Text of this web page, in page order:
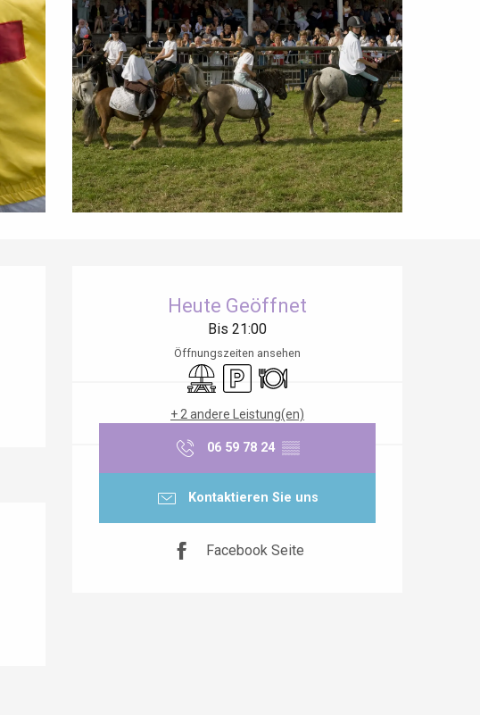
Heute Geöffnet
Bis 21:00
Öffnungszeiten ansehen
Picknickplatz
ParkplatzRestaurant
+ 2 andere Leistung(en)
06 59 78 24 ▒▒
Kontaktieren Sie uns
Facebook Seite